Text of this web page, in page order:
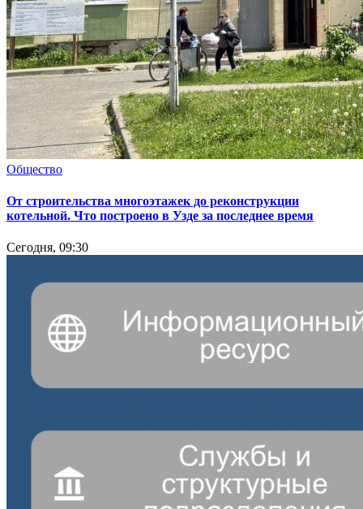
Общество
От строительства многоэтажек до реконструкции
котельной. Что построено в Узде за последнее время
Сегодня, 09:30